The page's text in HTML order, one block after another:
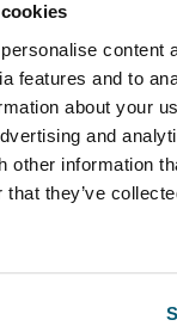
content
features and to
about your
and
other information
that they’ve
portable